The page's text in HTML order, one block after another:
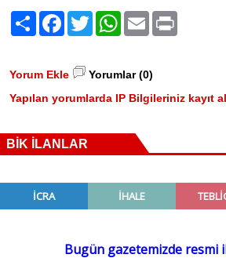
PaylaşFacebook
TwitterWhatsApp
EmailPrint
Yorum Ekle
Yorumlar (0)
Yapılan yorumlarda IP Bilgileriniz kayıt
BİK İLANLAR